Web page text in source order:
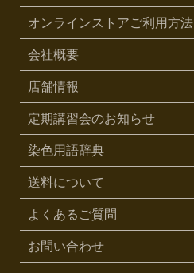
オンラインストアご利用方法
会社概要
店舗情報
定期講習会のお知らせ
染色用語辞典
送料について
よくあるご質問
お問い合わせ